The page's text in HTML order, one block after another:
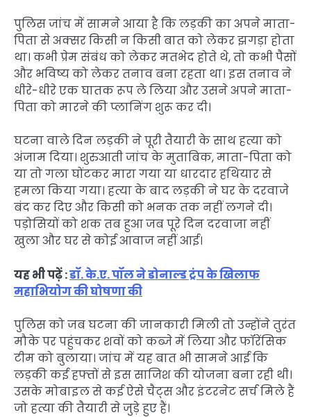
पुलिस जांच में सामने आया है कि लड़की का अपने माता-
पिता से अक्सर किसी न किसी बात को लेकर झगड़ा होता
था। कभी प्रेम संबंध को लेकर मतभेद होते थे, तो कभी पैसों
और भविष्य को लेकर तनाव बना रहता था। इस तनाव ने
धीरे-धीरे एक घातक रूप ले लिया और उसने अपने माता-
पिता को मारने की प्लानिंग शुरू कर दी।
घटना वाले दिन लड़की ने पूरी तैयारी के साथ हत्या को
अंजाम दिया। शुरुआती जांच के मुताबिक, माता-पिता को
या तो गला घोंटकर मारा गया या धारदार हथियार से
हमला किया गया। हत्या के बाद लड़की ने घर के दरवाजे
बंद कर दिए और किसी को भनक तक नहीं लगने दी।
पड़ोसियों को शक तब हुआ जब पूरे दिन दरवाजा नहीं
खुला और घर से कोई आवाज नहीं आई।
यह भी पढ़ें :डॉ. के.ए. पॉल ने डोनाल्ड ट्रंप के खिलाफ
महाभियोग की घोषणा की
पुलिस को जब घटना की जानकारी मिली तो उन्होंने तुरंत
मौके पर पहुंचकर शवों को कब्जे में लिया और फॉरेंसिक
टीम को बुलाया। जांच में यह बात भी सामने आई कि
लड़की कई हफ्तों से इस साजिश की योजना बना रही थी।
उसके मोबाइल से कई ऐसे चैट्स और इंटरनेट सर्च मिले हैं
जो हत्या की तैयारी से जुड़े हुए हैं।